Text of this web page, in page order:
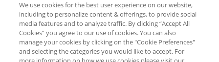
分享：電子郵件
推特
免責聲明
隱私 使用條款
We use cookies for the best user experience on our website,
including to personalize content & offerings, to provide social
media features and to analyze traffic. By clicking “Accept All
Cookies” you agree to our use of cookies. You can also
manage your cookies by clicking on the "Cookie Preferences"
and selecting the categories you would like to accept. For